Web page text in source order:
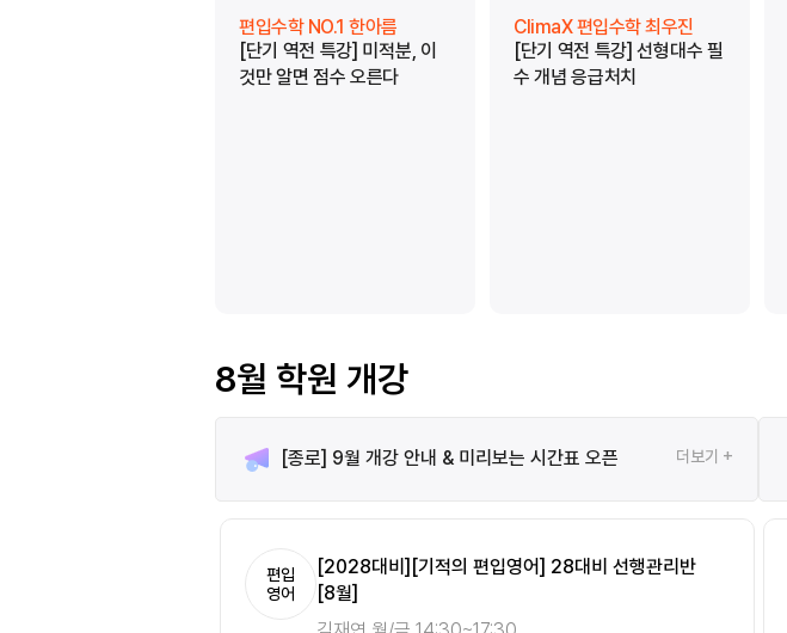
편입수학 NO.1 한아름
[단기 역전 특강] 미적분, 이
것만 알면 점수 오른다
ClimaX 편입수학 최우진
[단기 역전 특강] 선형대수 필
수 개념 응급처치
8월 학원 개강
[종로] 9월 개강 안내 & 미리보는 시간표 오픈 더보기 +
편입
영어
[2028대비][기적의 편입영어] 28대비 선행관리반
[8월]
편입
수학
[노베이스는 안나케어] 다변수미적분 Vol.2 [8월]
강안나 월/수/금 10:00~14:00